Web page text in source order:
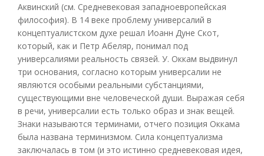
Аквинский (см. Средневековая западноевропейская
философия). В 14 веке проблему универсалий в
концептуалистском духе решал Иоанн Дуне Скот,
который, как и Петр Абеляр, понимал под
универсалиями реальность связей. У. Оккам выдвинул
три основания, согласно которым универсалии не
являются особыми реальными субстанциями,
существующими вне человеческой души. Выражая себя
в речи, универсалии есть только образ и знак вещей.
Знаки называются терминами, отчего позиция Оккама
была названа терминизмом. Сила концептуализма
заключалась в том (и это истинно средневековая идея,